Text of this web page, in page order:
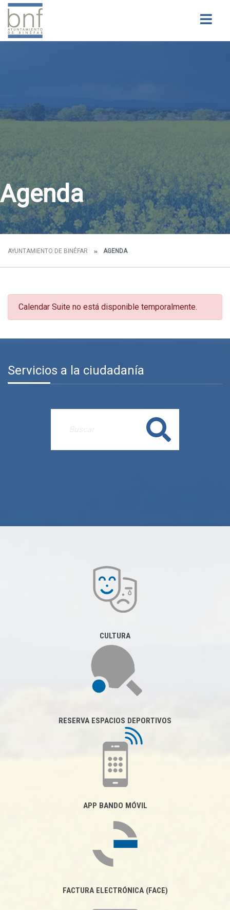
Agenda
AYUNTAMIENTO DE BINÉFAR AGENDA
Calendar Suite no está disponible temporalmente.
Servicios a la ciudadanía
Buscar
CULTURA
RESERVA ESPACIOS DEPORTIVOS
APP BANDO MÓVIL
FACTURA ELECTRÓNICA (FACE)